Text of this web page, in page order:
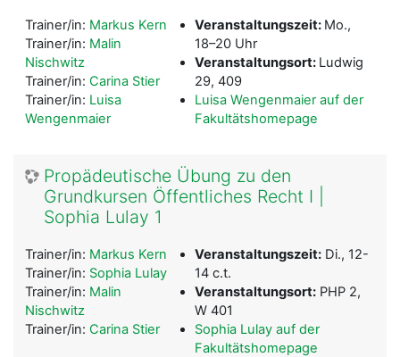
Veranstaltungszeit: Mo.,
18–20 Uhr
Veranstaltungsort: Ludwig
29, 409
Luisa Wengenmaier auf der
Fakultätshomepage
Trainer/in: Markus Kern
Trainer/in: Malin
Nischwitz
Trainer/in: Carina Stier
Trainer/in: Luisa
Wengenmaier
Propädeutische Übung zu den
Grundkursen Öffentliches Recht I |
Sophia Lulay 1
Veranstaltungszeit: Di., 12-
14 c.t.
Veranstaltungsort: PHP 2,
W 401
Sophia Lulay auf der
Fakultätshomepage
Trainer/in: Markus Kern
Trainer/in: Sophia Lulay
Trainer/in: Malin
Nischwitz
Trainer/in: Carina Stier